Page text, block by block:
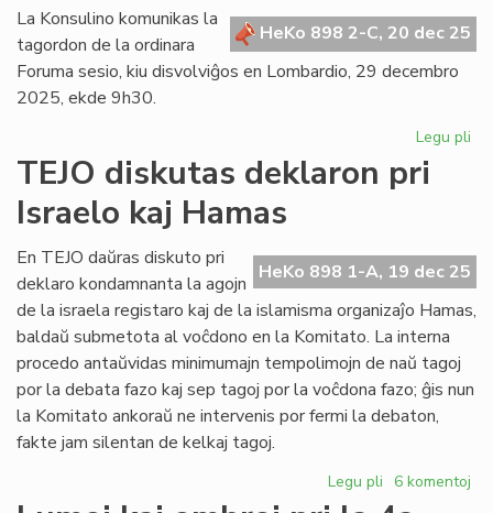
HeKo 898 2-C, 20 dec 25
La Konsulino komunikas la
tagordon de la ordinara
Foruma sesio, kiu disvolviĝos en Lombardio, 29 decembro
2025, ekde 9h30.
Legu pli
TEJO diskutas deklaron pri
Israelo kaj Hamas
HeKo 898 1-A, 19 dec 25
En TEJO daŭras diskuto pri
deklaro kondamnanta la agojn
de la israela registaro kaj de la islamisma organizaĵo Hamas,
baldaŭ submetota al voĉdono en la Komitato. La interna
procedo antaŭvidas minimumajn tempolimojn de naŭ tagoj
por la debata fazo kaj sep tagoj por la voĉdona fazo; ĝis nun
la Komitato ankoraŭ ne intervenis por fermi la debaton,
fakte jam silentan de kelkaj tagoj.
Legu pli pri
TEJO
6 komentoj